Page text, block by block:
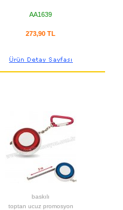
AA1639
273,90 TL
baskılı
toptan ucuz promosyon